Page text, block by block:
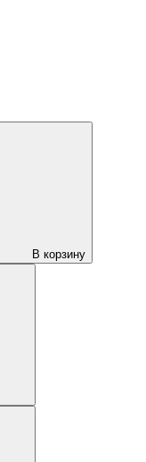
В корзину